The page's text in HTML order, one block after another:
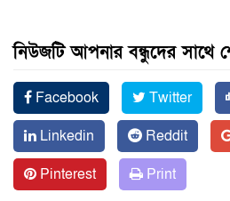
নিউজটি আপনার বন্ধুদের সাথে
Facebook Twitter
Linkedin
Reddit
Pinterest
Print